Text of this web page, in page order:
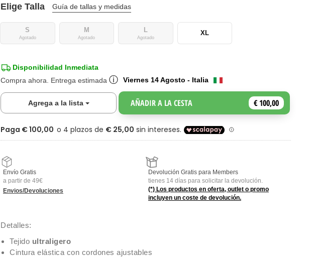
Elige Talla Guía de tallas y medidas
S
Agotado
M
Agotado
L
Agotado
XL
Disponibilidad Inmediata
Compra ahora. Entrega estimada ⓘ Viernes 14 Agosto - Italia
Agrega a la lista Toggle DropdownAÑADIR A LA CESTA € 100,00
Paga € 100,00
Envío Gratis
a partir de 49€
Envios/Devoluciones
Devolución Gratis para Members
tienes 14 días para solicitar la devolución.
(*) Los productos en oferta, outlet o promo
incluyen un coste de devolución.
Detalles:
Tejido ultraligero
Cintura elástica con cordones ajustables